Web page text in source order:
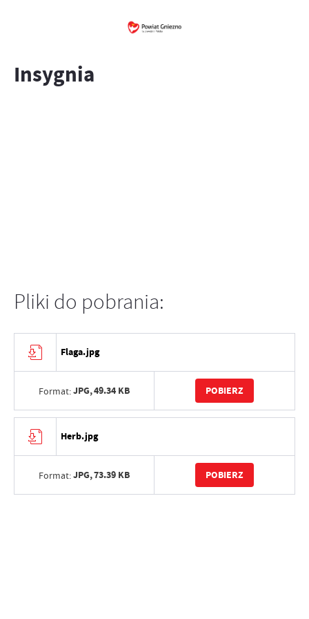
Insygnia
Pliki do pobrania:
Flaga.jpg
Format:JPG,49.34 KB POBIERZ
Herb.jpg
Format:JPG,73.39 KB POBIERZ